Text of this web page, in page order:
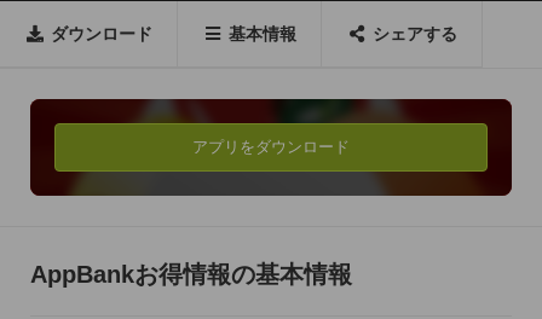
ー設定からお得情報をオンにしてください。
･*:..｡ヽ(○･ｖ･●)ﾉ｡.:*:.｡ヽ(○･ｖ･●)ﾉ｡.:*:.
【プレゼント】
キャンペーン実施の残り期間や、応募済みどうかなど、簡単に
ダウンロード 基本情報 シェアする
アプリをダウンロード
AppBankお得情報の基本情報